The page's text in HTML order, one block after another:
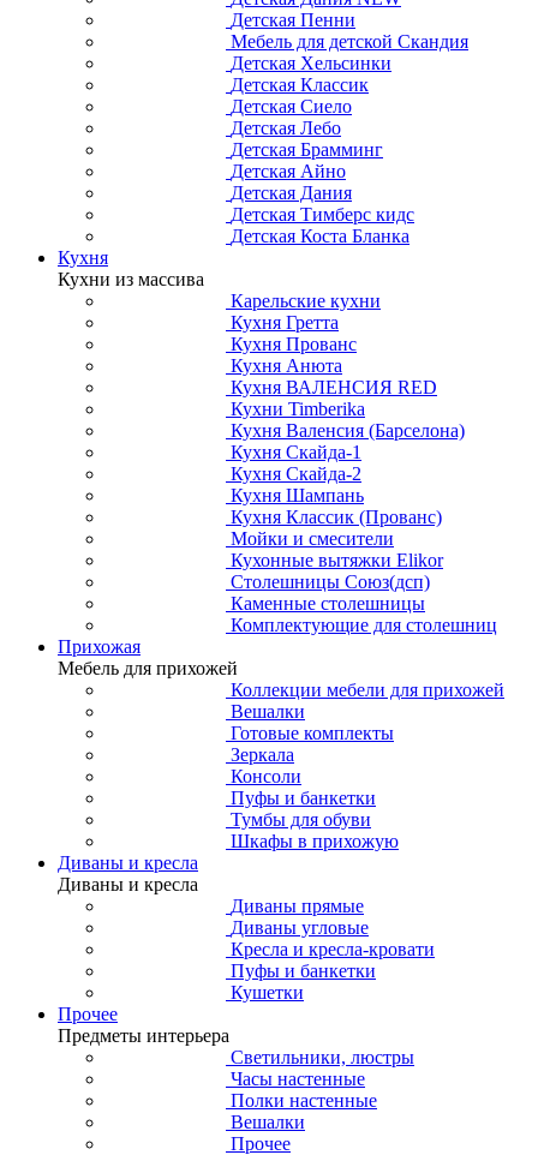
Детская Пенни
Мебель для детской Скандия
Детская Хельсинки
Детская Классик
Детская Сиело
Детская Лебо
Детская Брамминг
Детская Айно
Детская Дания
Детская Тимберс кидс
Детская Коста Бланка
Кухня
Кухни из массива
Карельские кухни
Кухня Гретта
Кухня Прованс
Кухня Анюта
Кухня ВАЛЕНСИЯ RED
Кухни Timberika
Кухня Валенсия (Барселона)
Кухня Скайда-1
Кухня Скайда-2
Кухня Шампань
Кухня Классик (Прованс)
Мойки и смесители
Кухонные вытяжки Elikor
Столешницы Союз(дсп)
Каменные столешницы
Комплектующие для столешниц
Прихожая
Мебель для прихожей
Коллекции мебели для прихожей
Вешалки
Готовые комплекты
Зеркала
Консоли
Пуфы и банкетки
Тумбы для обуви
Шкафы в прихожую
Диваны и кресла
Диваны и кресла
Диваны прямые
Диваны угловые
Кресла и кресла-кровати
Пуфы и банкетки
Кушетки
Прочее
Предметы интерьера
Светильники, люстры
Часы настенные
Полки настенные
Вешалки
Прочее